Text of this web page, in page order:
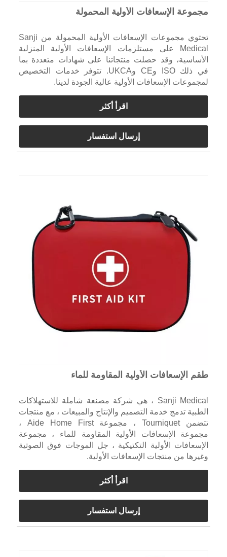
مجموعة الإسعافات الأولية المحمولة
تحتوي مجموعات الإسعافات الأولية المحمولة من Sanji
Medical على مستلزمات الإسعافات الأولية المنزلية
الأساسية، وقد حصلت منتجاتنا على شهادات متعددة بما
في ذلك ISO وCE وUKCA. تتوفر خدمات التخصيص
لمجموعات الإسعافات الأولية عالية الجودة لدينا.
اقرأ أكثر
إرسال استفسار
طقم الإسعافات الأولية المقاومة للماء
Sanji Medical ، هي شركة مصنعة شاملة للاستهلاكات
الطبية تدمج خدمة التصميم والإنتاج والمبيعات ، مع منتجات
تتضمن Tourniquet ، مجموعة Aide Home First ،
مجموعة الإسعافات الأولية المقاومة للماء ، مجموعة
الإسعافات الأولية التكتيكية ، جل الموجات فوق الصوتية
وغيرها من منتجات الإسعافات الأولية.
اقرأ أكثر
إرسال استفسار